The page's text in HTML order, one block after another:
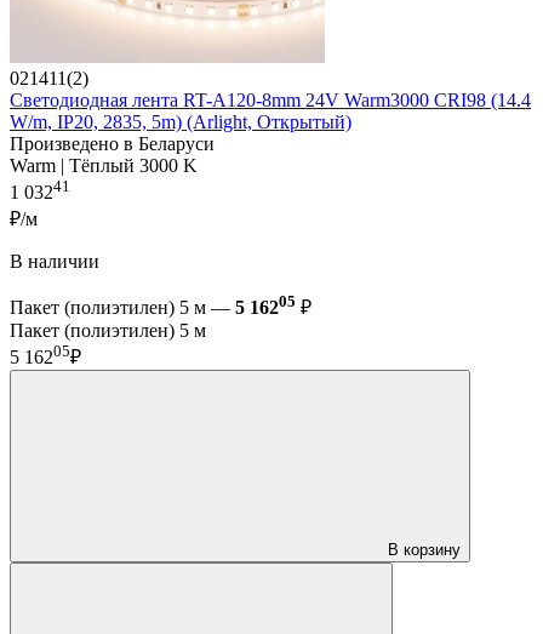
021411(2)
Светодиодная лента RT-A120-8mm 24V Warm3000 CRI98 (14.4
W/m, IP20, 2835, 5m) (Arlight, Открытый)
Произведено в Беларуси
Warm | Тёплый 3000 K
1 03241
₽/м
В наличии
Пакет (полиэтилен) 5 м — 5 16205 ₽
Пакет (полиэтилен) 5 м
5 16205₽
В корзину